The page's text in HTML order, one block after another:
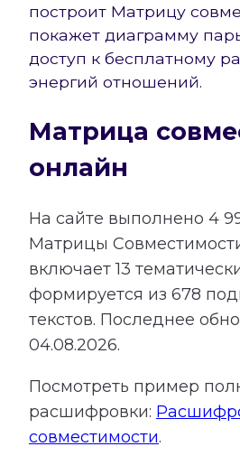
построит Матрицу
покажет диаграмму
доступ к бесплатному
энергий отношений.
Матрица
онлайн
На сайте выполнено 4
Матрицы
включает13
формируется из 678
текстов. Последнее
04.08.2026.
Посмотреть пример
расшифровки:
совместимости.